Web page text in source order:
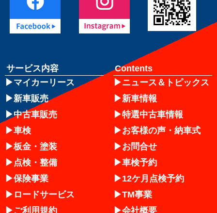
サービス内容
マイカーリース
新車販売
中古車販売
車検
板金・塗装
点検・整備
保険事業
ロードサービス
ご利用規約
Contents
ニュース＆トピックス
新車情報
特選中古車情報
お客様の声・納車式
お問合せ
車検予約
12ケ月点検予約
TM事業
会社概要